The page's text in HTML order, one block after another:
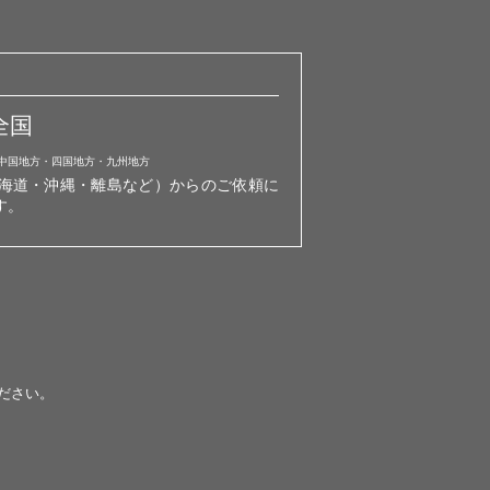
国
国地方・四国地方・九州地方
道・沖縄・離島など）からのご依頼に
い。